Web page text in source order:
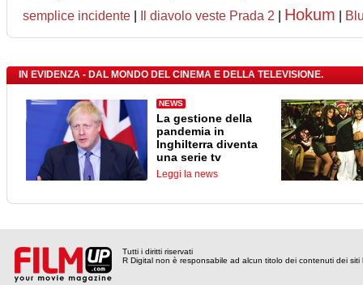
semplice incidente Il diavolo veste Prada 2 Hokum
IN EVIDENZA - DAL MONDO DEL CINEMA E DELLA TELEVISIONE.
NEWS
La gestione della
pandemia in
Inghilterra diventa
una serie tv
Leggi la news
Tutti i diritti riservati
R Digital non è responsabile ad alcun titolo dei contenuti dei siti